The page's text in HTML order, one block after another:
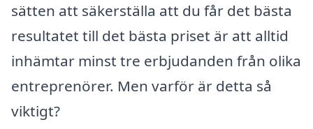
sätten att säkerställa att du får det bästa
resultatet till det bästa priset är att alltid
inhämtar minst tre erbjudanden från olika
entreprenörer. Men varför är detta så
viktigt?